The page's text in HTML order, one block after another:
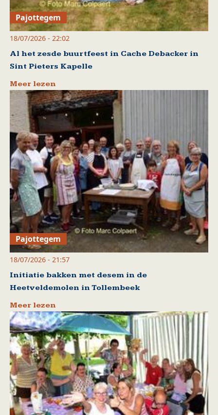
Pajottegem
18/07/2026 - 22:02
Al het zesde buurtfeest in Cache Debacker in
Sint Pieters Kapelle
Meer lezen
Pajottegem
18/07/2026 - 21:57
Initiatie bakken met desem in de
Heetveldemolen in Tollembeek
Meer lezen